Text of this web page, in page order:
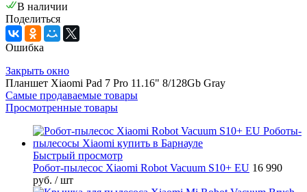
В наличии
Поделиться
Ошибка
Закрыть окно
Планшет Xiaomi Pad 7 Pro 11.16" 8/128Gb Gray
Самые продаваемые товары
Просмотренные товары
Быстрый просмотр
Робот-пылесос Xiaomi Robot Vacuum S10+ EU 16 990
руб. / шт